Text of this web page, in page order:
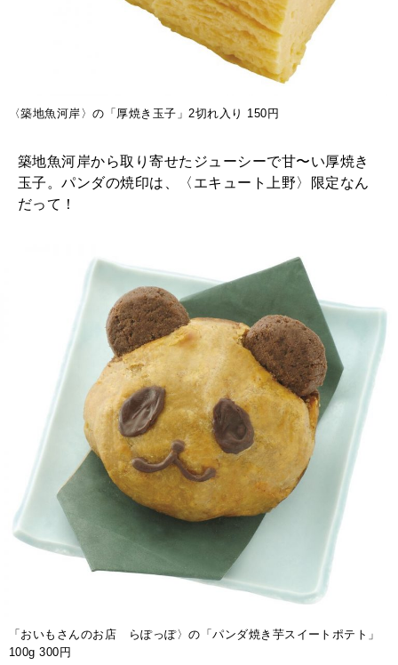
〈築地魚河岸〉の「厚焼き玉子」2切れ入り 150円
築地魚河岸から取り寄せたジューシーで甘〜い厚焼き
玉子。パンダの焼印は、〈エキュート上野〉限定なん
だって！
「おいもさんのお店 らぽっぽ〉の「パンダ焼き芋スイートポテト」
100g 300円